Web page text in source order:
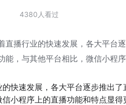
4380人看过
直播行业的快速发展，各大平台
能，与其他平台相比，微信小程
速发展，各大平台逐步推出了
小程序上的直播功能和特点显